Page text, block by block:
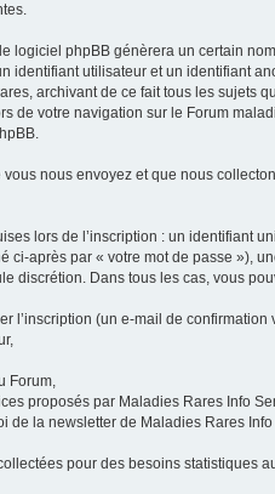
logiciel phpBB génèrera un certain
identifiant utilisateur et un identifiant
archivant de ce fait tous les sujets
de votre navigation sur le Forum
nous envoyez et que nous
lors de l’inscription : un identifiant
ci-après par « votre mot de passe »),
discrétion. Dans tous les cas, vous
l’inscription (un e-mail de
Forum,
proposés par Maladies Rares Info
de la newsletter de Maladies Rares
pour des besoins statistiques